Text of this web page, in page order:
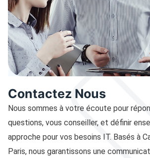
Contactez Nous
Nous sommes à votre écoute pour
questions, vous conseiller, et définir
approche pour vos besoins IT. Basés à
Paris, nous garantissons une